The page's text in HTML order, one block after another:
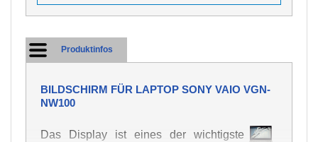
Produktinfos
BILDSCHIRM FÜR LAPTOP SONY VAIO VGN-
NW100
Das Display ist eines der wichtigste